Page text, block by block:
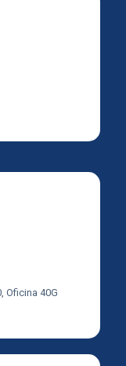
Oficina 40G